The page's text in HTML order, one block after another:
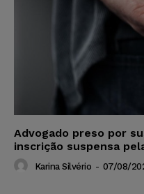
Advogado preso por
inscrição suspensa
Karina Silvério - 07/08/